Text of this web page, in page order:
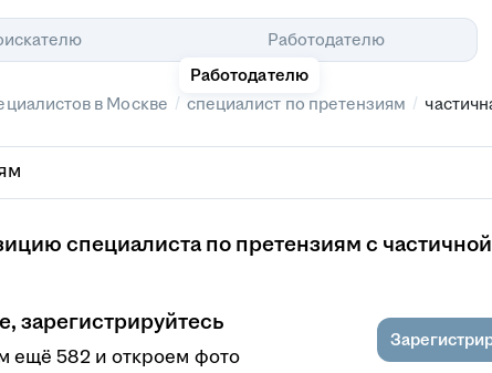
Работодателю
Работодателю
в Москве / специалист по претензиям /
специалиста по претензиям с
зарегистрируйтесь
ещё 582 и откроем фото